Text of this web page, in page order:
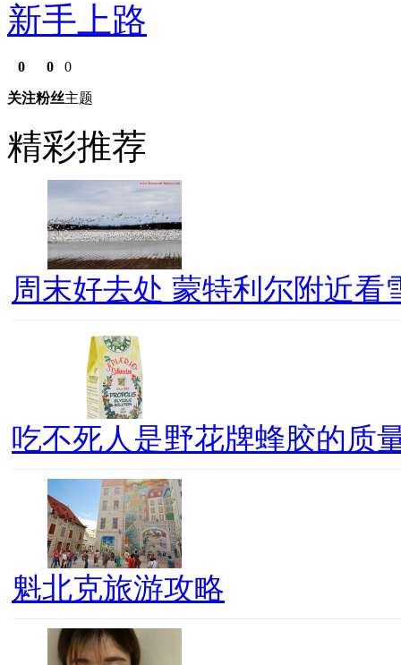
新手上路
0
关注
0
粉丝
0
主题
精彩推荐
周末好去处 蒙特利尔附近看
吃不死人是野花牌蜂胶的质
魁北克旅游攻略